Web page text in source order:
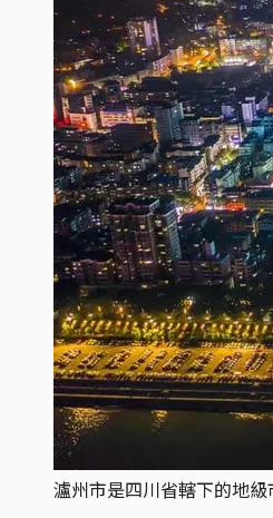
瀘州市是四川省轄下的地